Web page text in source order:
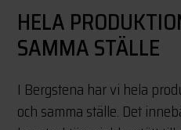
HELA
SAMMA STÄLLE
I Bergstena har vi hela
och samma ställe. Det